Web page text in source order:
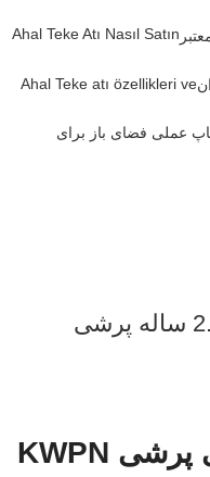
Ahal Teke Atı Nasıl Satın
Ahal Teke atı özellikleri ve
🐎 اسب دوسَر وارداتی پرشی KWPN